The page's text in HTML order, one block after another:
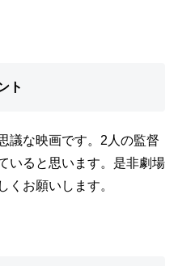
ト
議な映画です。2人の監督
いると思います。是非劇場
くお願いします。